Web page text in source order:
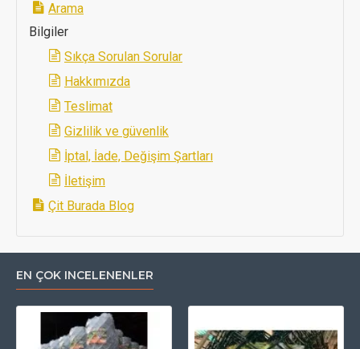
Arama
Bilgiler
Sıkça Sorulan Sorular
Hakkımızda
Teslimat
Gizlilik ve güvenlik
İptal, İade, Değişim Şartları
İletişim
Çit Burada Blog
EN ÇOK INCELENENLER